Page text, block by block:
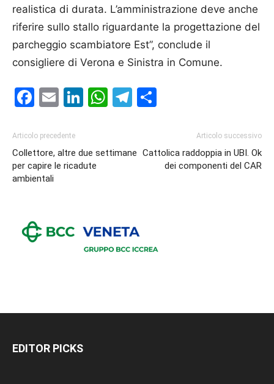
realistica di durata. L’am­mini­strazione deve anche
riferire sullo stallo riguardante la progettazione del
parcheggio scambiatore Est”, conclude il
consigliere di Verona e Sinistra in Comune.
Facebook
EmailLinkedIn
WhatsApp
Telegram
Articolo precedente
Collettore, altre due settimane
per capire le ricadute
ambientali
Articolo successivo
Cattolica raddoppia in UBI. Ok
dei componenti del CAR
EDITOR PICKS